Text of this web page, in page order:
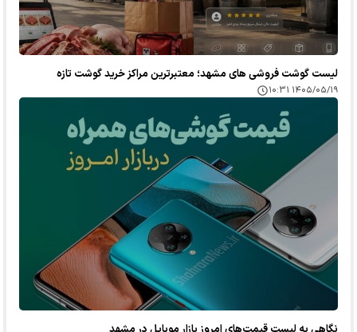
لیست گوشت فروشی های مشهد؛ معتبرترین مراکز خرید گوشت تازه
۱۴۰۵/۰۵/۱۹ ۱۰:۳۱